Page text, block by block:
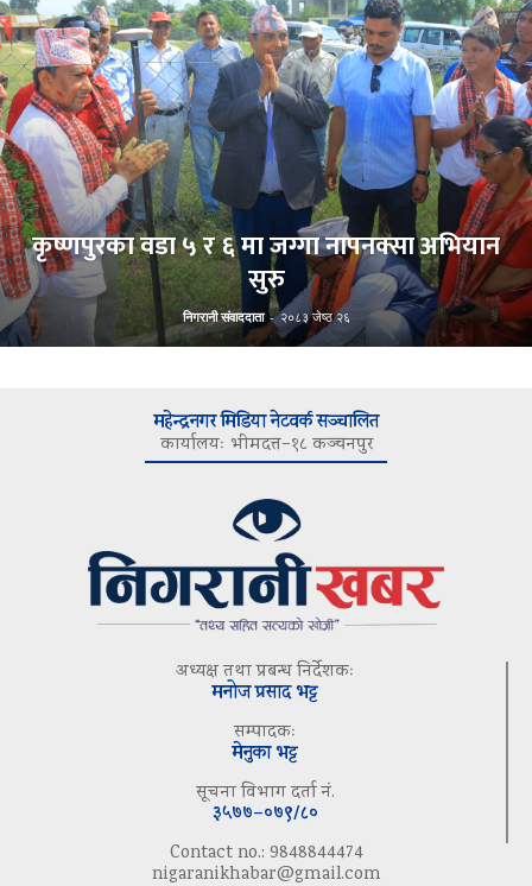
कृष्णपुरका वडा ५ र ६ मा जग्गा नापनक्सा अभियान
सुरु
निगरानी संवाददाता - २०८३ जेष्ठ २६
महेन्द्रनगर मिडिया नेटवर्क सञ्चालित
कार्यालयः भीमदत्त–१८ कञ्चनपुर
अध्यक्ष तथा प्रबन्ध निर्देशकः
मनोज प्रसाद भट्ट
सम्पादकः
मेनुका भट्ट
सूचना विभाग दर्ता नं.
३५७७–०७९/८०
Contact no.: 9848844474
nigaranikhabar@gmail.com